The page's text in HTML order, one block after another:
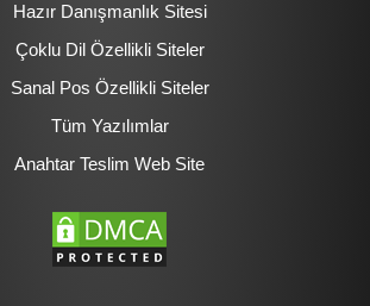
Hazır Danışmanlık Sitesi
Çoklu Dil Özellikli Siteler
Sanal Pos Özellikli Siteler
Tüm Yazılımlar
Anahtar Teslim Web Site